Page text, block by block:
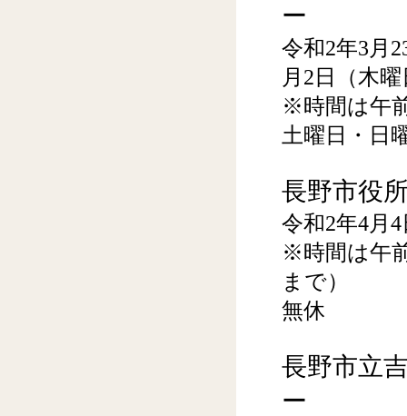
ー
令和2年3月
月2日（木
※時間は午
土曜日・日
長野市役
令和2年4月
※時間は午
まで）
無休
長野市立
ー